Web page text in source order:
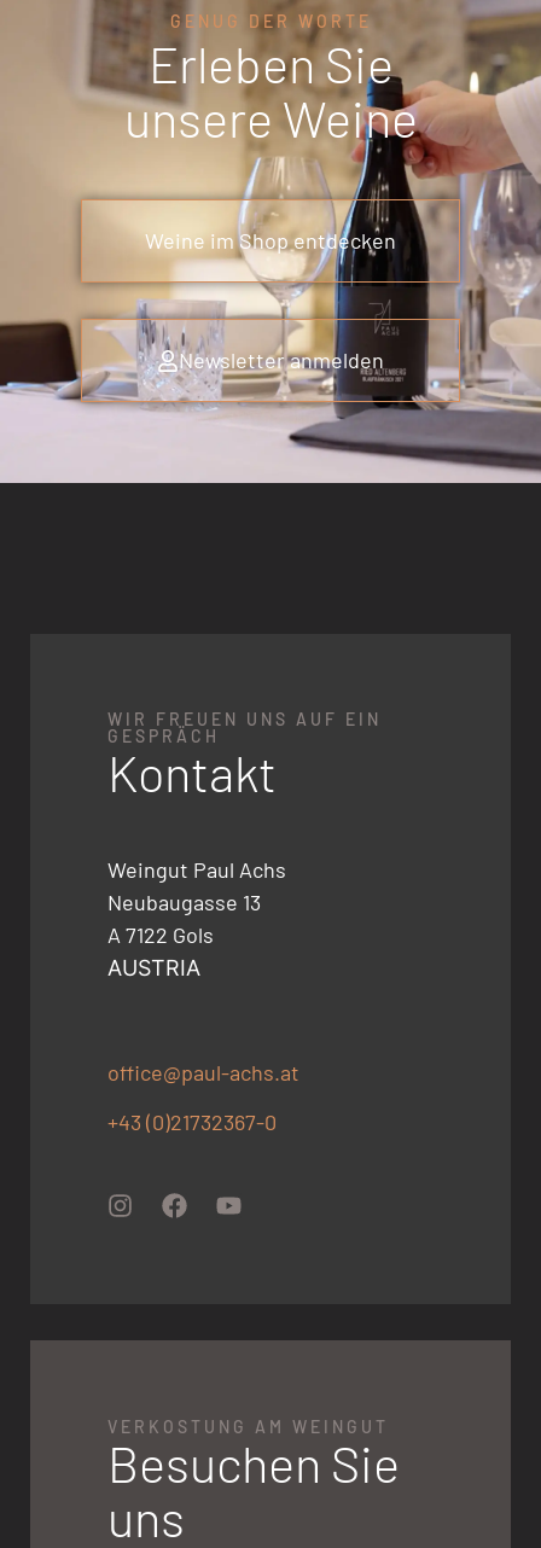
GENUG DER WORTE
Erleben Sie
unsere Weine
Weine im Shop entdecken
Newsletter anmelden
WIR FREUEN UNS AUF EIN
GESPRÄCH
Kontakt
Weingut Paul Achs
Neubaugasse 13
A 7122 Gols
AUSTRIA
office@paul-achs.at
+43 (0)21732367-0
VERKOSTUNG AM WEINGUT
Besuchen Sie
uns